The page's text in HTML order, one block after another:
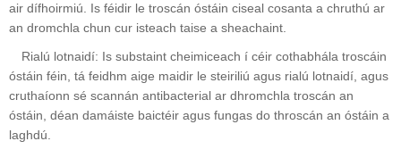
air dífhoirmiú. Is féidir le troscán óstáin ciseal cosanta a chruthú ar
an dromchla chun cur isteach taise a sheachaint.
Rialú lotnaidí: Is substaint cheimiceach í céir cothabhála troscáin
óstáin féin, tá feidhm aige maidir le steiriliú agus rialú lotnaidí, agus
cruthaíonn sé scannán antibacterial ar dhromchla troscán an
óstáin, déan damáiste baictéir agus fungas do throscán an óstáin a
laghdú.